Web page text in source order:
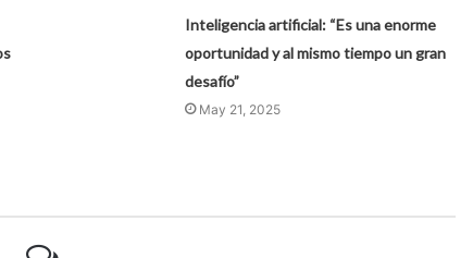
Inteligencia artificial: “Es una enorme
oportunidad y al mismo tiempo un gran
desafío”
May 21, 2025